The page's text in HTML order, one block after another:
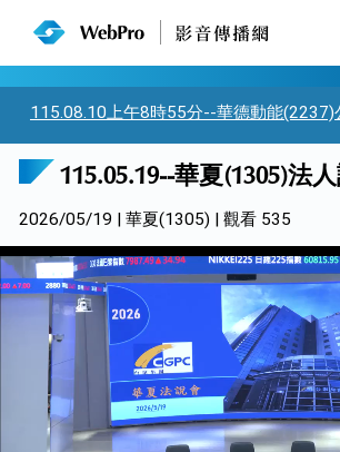
115.08.10上午8時55分--華德動能(2237)
115.05.19--華夏(1305)法
2026/05/19 | 華夏(1305) | 觀看 535